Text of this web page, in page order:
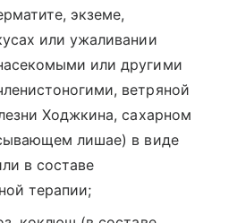
экземе,
или ужаливании
или другими
ветряной
Ходжкина, сахарном
лишае) в виде
в составе
терапии;